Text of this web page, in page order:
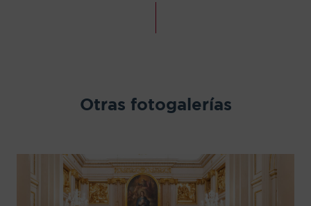
Otras fotogalerías